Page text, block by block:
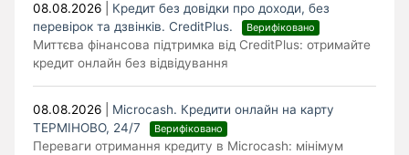
08.08.2026
Кредит без довідки про доходи, без
перевірок та дзвінків. CreditPlus.
Верифіковано
Миттєва фінансова підтримка від CreditPlus: отримайте
кредит онлайн без відвідування
08.08.2026
Microcash. Кредити онлайн на карту
ТЕРМІНОВО, 24/7
Верифіковано
Переваги отримання кредиту в Microcash: мінімум